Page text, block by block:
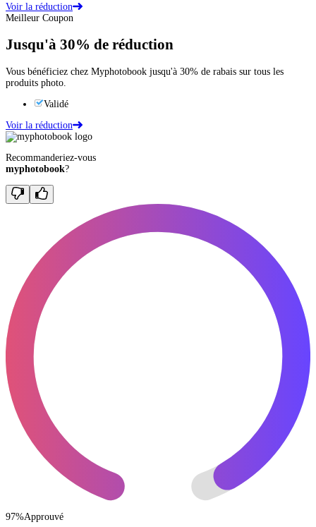
Voir la réduction
Meilleur Coupon
Jusqu'à 30% de réduction
Vous bénéficiez chez Myphotobook jusqu'à 30% de rabais sur tous les
produits photo.
Validé
Voir la réduction
Recommanderiez-vous
myphotobook?
97%Approuvé